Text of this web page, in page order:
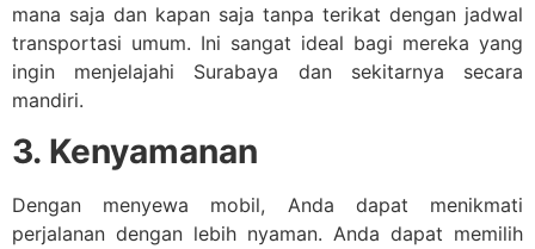
mana saja dan kapan saja tanpa terikat dengan jadwal
transportasi umum. Ini sangat ideal bagi mereka yang
ingin menjelajahi Surabaya dan sekitarnya secara
mandiri.
3. Kenyamanan
Dengan menyewa mobil, Anda dapat menikmati
perjalanan dengan lebih nyaman. Anda dapat memilih